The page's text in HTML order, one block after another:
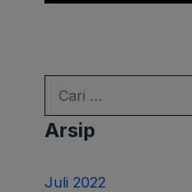
Arsip
Juli 2022